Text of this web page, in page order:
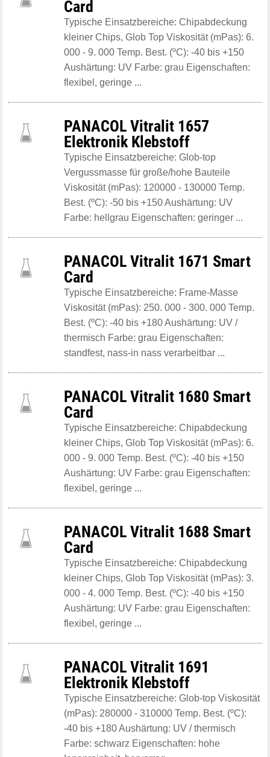
Card
Typische Einsatzbereiche: Chipabdeckung
kleiner Chips, Glob Top Viskosität (mPas): 6.
000 - 9. 000 Temp. Best. (ºC): -40 bis +150
Aushärtung: UV Farbe: grau Eigenschaften:
flexibel, geringe ...
PANACOL Vitralit 1657
Elektronik Klebstoff
Typische Einsatzbereiche: Glob-top
Vergussmasse für große/hohe Bauteile
Viskosität (mPas): 120000 - 130000 Temp.
Best. (ºC): -50 bis +150 Aushärtung: UV
Farbe: hellgrau Eigenschaften: geringer ...
PANACOL Vitralit 1671 Smart
Card
Typische Einsatzbereiche: Frame-Masse
Viskosität (mPas): 250. 000 - 300. 000 Temp.
Best. (ºC): -40 bis +180 Aushärtung: UV /
thermisch Farbe: grau Eigenschaften:
standfest, nass-in nass verarbeitbar ...
PANACOL Vitralit 1680 Smart
Card
Typische Einsatzbereiche: Chipabdeckung
kleiner Chips, Glob Top Viskosität (mPas): 6.
000 - 9. 000 Temp. Best. (ºC): -40 bis +150
Aushärtung: UV Farbe: grau Eigenschaften:
flexibel, geringe ...
PANACOL Vitralit 1688 Smart
Card
Typische Einsatzbereiche: Chipabdeckung
kleiner Chips, Glob Top Viskosität (mPas): 3.
000 - 4. 000 Temp. Best. (ºC): -40 bis +150
Aushärtung: UV Farbe: grau Eigenschaften:
flexibel, geringe ...
PANACOL Vitralit 1691
Elektronik Klebstoff
Typische Einsatzbereiche: Glob-top Viskosität
(mPas): 280000 - 310000 Temp. Best. (ºC):
-40 bis +180 Aushärtung: UV / thermisch
Farbe: schwarz Eigenschaften: hohe